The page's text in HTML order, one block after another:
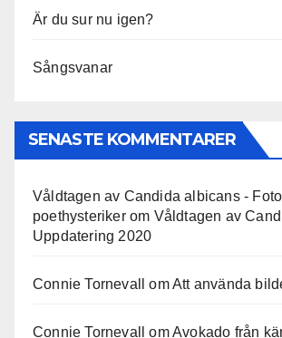
Är du sur nu igen?
Sångsvanar
SENASTE KOMMENTARER
Våldtagen av Candida albicans -
poethysterikerom Våldtagen av
Uppdatering 2020
Connie Tornevall omAtt använda
Connie Tornevall omAvokado från